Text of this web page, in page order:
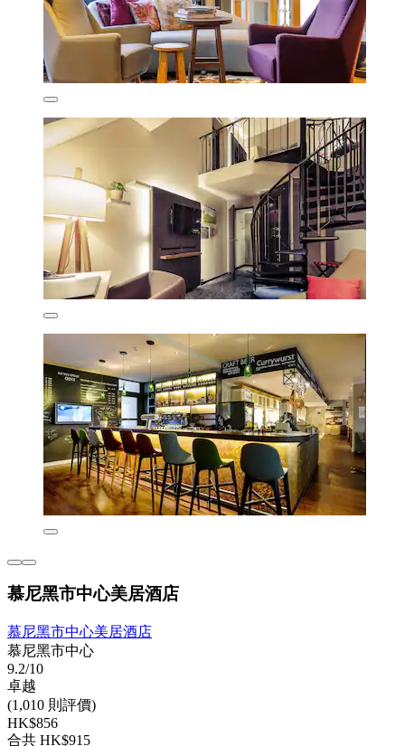
慕尼黑市中心美居酒店
慕尼黑市中心美居酒店
慕尼黑市中心
9.2/10
卓越
(1,010 則評價)
HK$856
合共 HK$915